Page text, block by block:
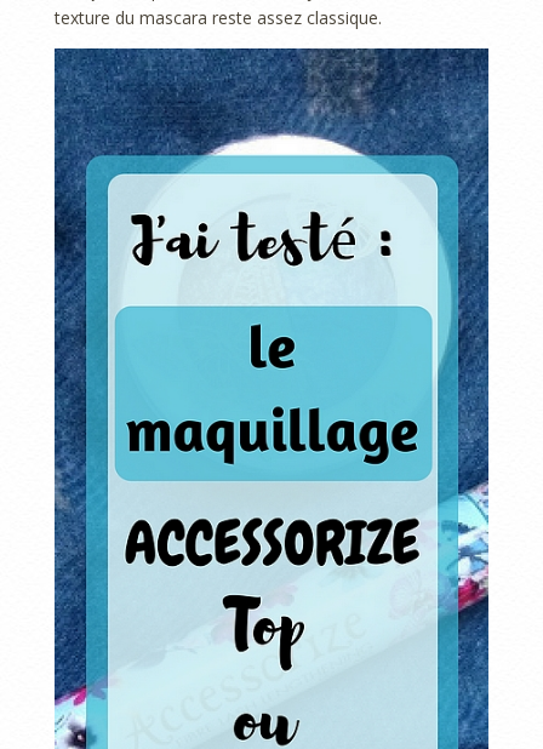
texture du mascara reste assez classique.